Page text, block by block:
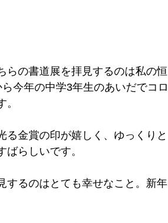
らの書道展を拝見するのは私の恒
今年の中学3年生のあいだでコロ
金賞の印が嬉しく、ゆっくりと
らしいです。
するのはとても幸せなこと。新年